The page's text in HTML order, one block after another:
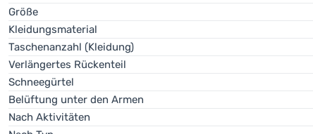
Größe
Kleidungsmaterial
Taschenanzahl (Kleidung)
Verlängertes Rückenteil
Schneegürtel
Belüftung unter den Armen
Nach Aktivitäten